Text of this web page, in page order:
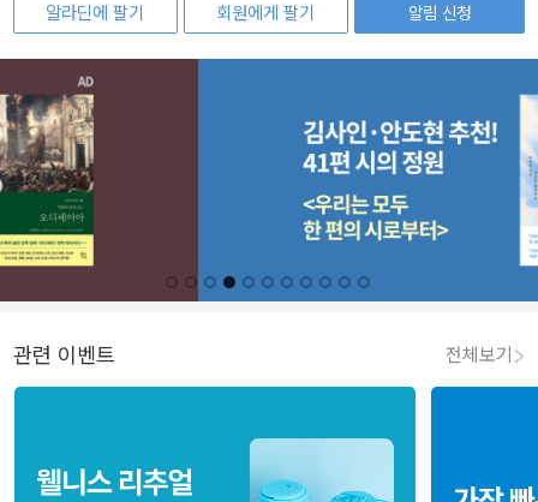
알라딘에 팔기
회원에게 팔기
알림 신청
관련 이벤트 전체보기